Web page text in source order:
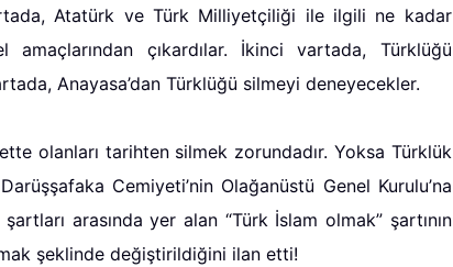
Atatürk ve Türk Milliyetçiliği ile ilgili ne kadar
çıkardılar. İkinci vartada, Türklüğü
Anayasa’dan Türklüğü silmeyi deneyecekler.
olanları tarihten silmek zorundadır. Yoksa Türklük
Cemiyeti’nin Olağanüstü Genel Kurulu’na
arasında yer alan “Türk İslam olmak” şartının
şeklinde değiştirildiğini ilan etti!